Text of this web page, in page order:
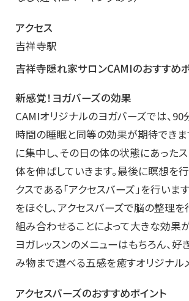
アクセス
吉祥寺駅
吉祥寺隠れ家サロンCAMIのおすすめ
新感覚！ヨガバーズの効果
CAMIオリジナルのヨガバーズでは、90
時間の睡眠と同等の効果が期待できま
に集中し、その日の体の状態にあったス
体を伸ばしていきます。最後に瞑想を行
クスである「アクセスバーズ」を行いま
をほぐし、アクセスバーズで脳の整理を
組み合わせることによって大きな効果
ヨガレッスンのメニューはもちろん、好
み物まで選べる五感を癒すオリジナルメ
アクセスバーズのおすすめポイント